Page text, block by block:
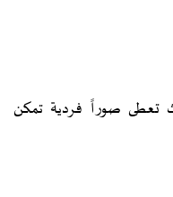
تعطى صوراً فردية تمكن